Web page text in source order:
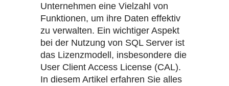
Unternehmen eine Vielzahl von
Funktionen, um ihre Daten effektiv
zu verwalten. Ein wichtiger Aspekt
bei der Nutzung von SQL Server ist
das Lizenzmodell, insbesondere die
User Client Access License (CAL).
In diesem Artikel erfahren Sie alles